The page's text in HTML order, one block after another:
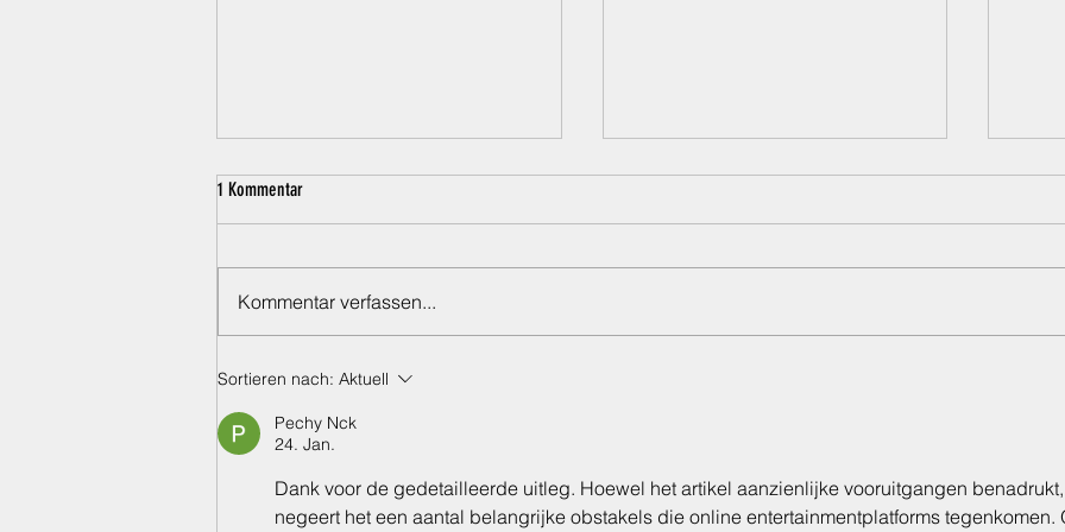
Der perfekte Hundepool für den Sommer
und kleine Hunde 🐶☀️
1 Kommentar
Kommentar verfassen...
Sortieren nach: Aktuell
Pechy Nck
24. Jan.
Dank voor de gedetailleerde uitleg. Hoewel het artikel aanzienlijke vooruitgangen benadrukt,
negeert het een aantal belangrijke obstakels die online entertainmentplatforms tegenkomen.